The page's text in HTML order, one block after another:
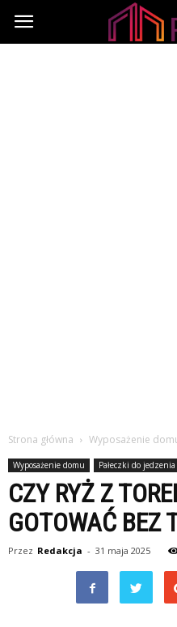
PUWN.pl
Strona główna Wyposażenie
Wyposażenie domu Pałeczki do jedzenia
CZY RYŻ Z
GOTOWAĆ BEZ
Przez Redakcja - 31 maja 2025